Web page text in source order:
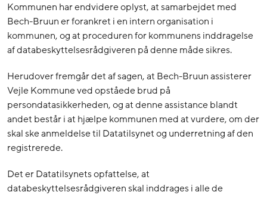
Kommunen har endvidere oplyst, at samarbejdet med
Bech-Bruun er forankret i en intern organisation i
kommunen, og at proceduren for kommunens inddragelse
af databeskyttelsesrådgiveren på denne måde sikres.
Herudover fremgår det af sagen, at Bech-Bruun assisterer
Vejle Kommune ved opståede brud på
persondatasikkerheden, og at denne assistance blandt
andet består i at hjælpe kommunen med at vurdere, om der
skal ske anmeldelse til Datatilsynet og underretning af den
registrerede.
Det er Datatilsynets opfattelse, at
databeskyttelsesrådgiveren skal inddrages i alle de